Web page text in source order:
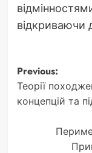
відкриваючи
Post
Previous:
Теорії
концепцій та